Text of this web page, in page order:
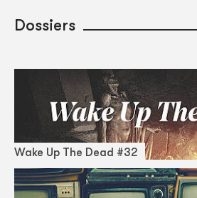
Dossiers
Wake Up The Dead #32